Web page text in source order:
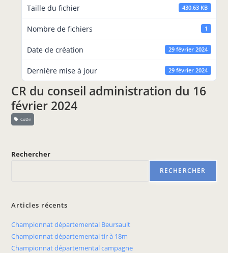
Taille du fichier 430.63 KB
Nombre de fichiers 1
Date de création 29 février 2024
Dernière mise à jour 29 février 2024
CR du conseil administration du 16
février 2024
CoDir
Rechercher
RECHERCHER
Articles récents
Championnat départemental Beursault
Championnat départemental tir à 18m
Championnat départemental campagne